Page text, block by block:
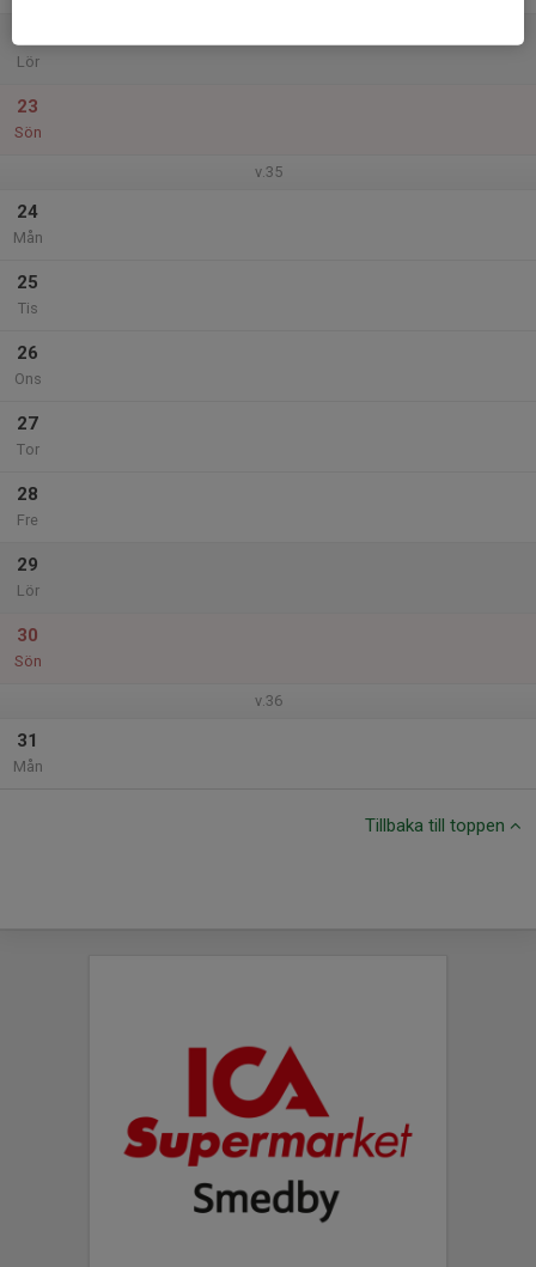
Lör
23
Sön
v.35
24
Mån
25
Tis
26
Ons
27
Tor
28
Fre
29
Lör
30
Sön
v.36
31
Mån
Tillbaka till toppen